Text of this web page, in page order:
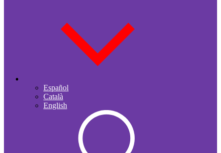
Español
Català
English